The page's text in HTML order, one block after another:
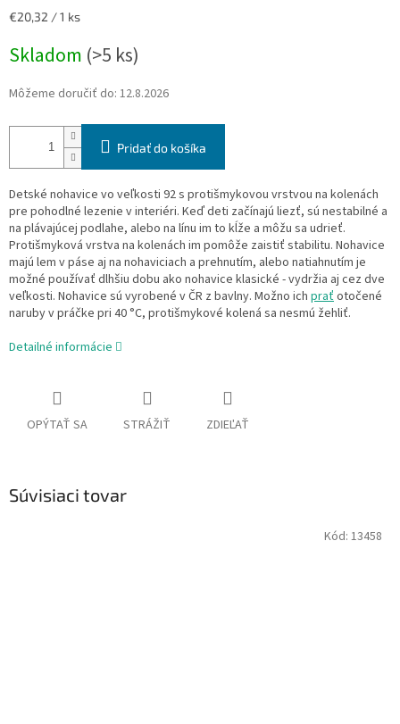
Jednotková
€20,32 / 1 ks
Skladom (>5 ks)
Môžeme doručiť do: 12.8.2026
Pridať do košíka
Detské nohavice vo veľkosti 92 s protišmykovou vrstvou na kolenách
pre pohodlné lezenie v interiéri. Keď deti začínajú liezť, sú nestabilné a
na plávajúcej podlahe, alebo na línu im to kĺže a môžu sa udrieť.
Protišmyková vrstva na kolenách im pomôže zaistiť stabilitu. Nohavice
majú lem v páse aj na nohaviciach a prehnutím, alebo natiahnutím je
možné používať dlhšiu dobu ako nohavice klasické - vydržia aj cez dve
veľkosti. Nohavice sú vyrobené v ČR z bavlny. Možno ich praťotočené
naruby v práčke pri 40 °C, protišmykové kolená sa nesmú žehliť.
Detailné informácie
OPÝTAŤ SA STRÁŽIŤ ZDIEĽAŤ
Súvisiaci tovar
Kód: 13458